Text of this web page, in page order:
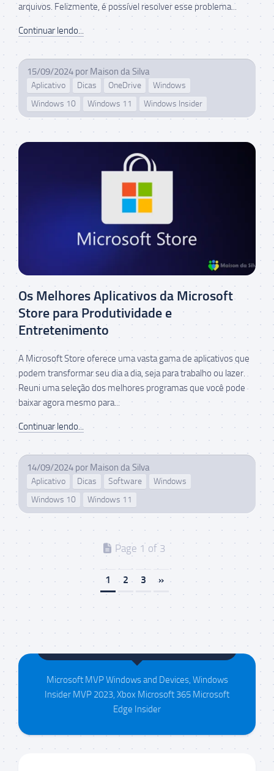
arquivos. Felizmente, é possível resolver esse problema...
Continuar lendo...
15/09/2024 por Maison da Silva
Aplicativo Dicas OneDrive
Windows
Windows 10
Windows 11 Windows Insider
Os Melhores Aplicativos da Microsoft
Store para Produtividade e
Entretenimento
A Microsoft Store oferece uma vasta gama de aplicativos que
podem transformar seu dia a dia, seja para trabalho ou lazer.
Reuni uma seleção dos melhores programas que você pode
baixar agora mesmo para...
Continuar lendo...
14/09/2024 por Maison da Silva
Aplicativo Dicas Software
Windows
Windows 10
Windows 11
Page 1 of 3
1 2 3 »
Maison da Silva
Microsoft MVP Windows and Devices, Windows
Insider MVP 2023, Xbox Microsoft 365 Microsoft
Edge Insider